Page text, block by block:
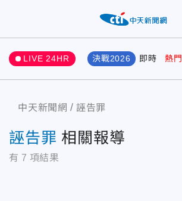
LIVE 24HR 決戰2026 即時 熱門
中天新聞網 誣告罪
誣告罪 相關報導
有 7 項結果